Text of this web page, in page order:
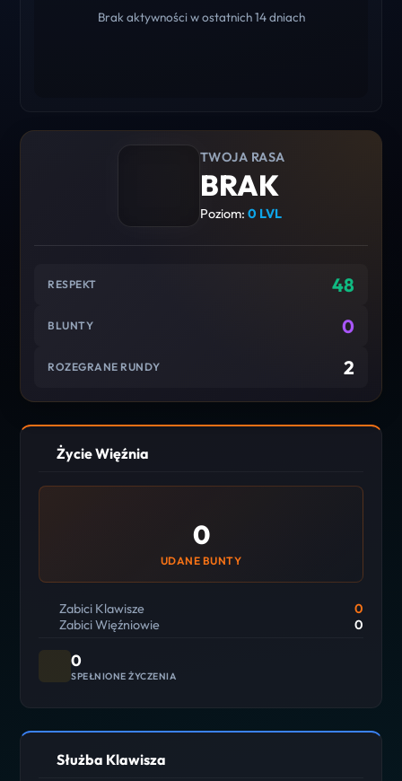
Brak aktywności w ostatnich 14 dniach
TWOJA RASA
BRAK
Poziom: 0 LVL
RESPEKT 48
BLUNTY 0
ROZEGRANE RUNDY 2
Życie Więźnia
0
UDANE BUNTY
Zabici Klawisze
0
Zabici Więźniowie
0
0
SPEŁNIONE ŻYCZENIA
Służba Klawisza